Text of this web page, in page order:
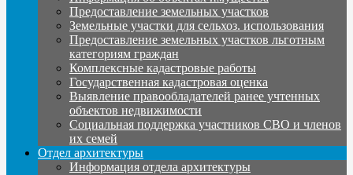
Предоставление земельных участков
Земельные участки для сельхоз. использования
Предоставление земельных участков льготным
категориям граждан
Комплексные кадастровые работы
Государственная кадастровая оценка
Выявление правообладателей ранее учтенных
объектов недвижимости
Социальная поддержка участников СВО и членов
их семей
Отдел архитектуры
Информация отдела архитектуры